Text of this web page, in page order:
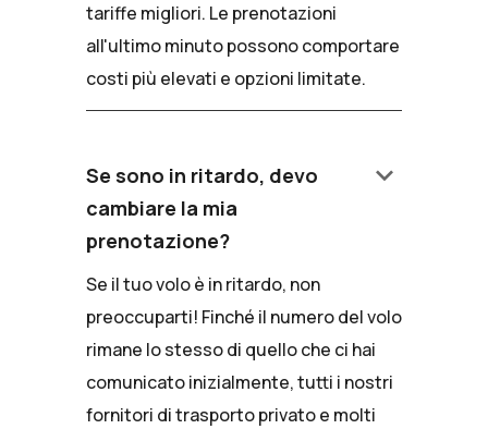
tariffe migliori. Le prenotazioni
all'ultimo minuto possono comportare
costi più elevati e opzioni limitate.
Se sono in ritardo, devo
cambiare la mia
prenotazione?
keyboard_arrow_down
Se il tuo volo è in ritardo, non
preoccuparti! Finché il numero del volo
rimane lo stesso di quello che ci hai
comunicato inizialmente, tutti i nostri
fornitori di trasporto privato e molti